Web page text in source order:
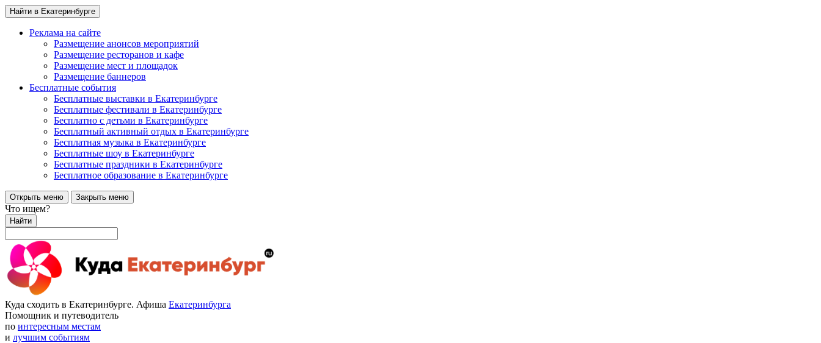
Найти в Екатеринбурге
Реклама на сайте
Размещение анонсов мероприятий
Размещение ресторанов и кафе
Размещение мест и площадок
Размещение баннеров
Бесплатные события
Бесплатные выставки в Екатеринбурге
Бесплатные фестивали в Екатеринбурге
Бесплатно с детьми в Екатеринбурге
Бесплатный активный отдых в Екатеринбурге
Бесплатная музыка в Екатеринбурге
Бесплатные шоу в Екатеринбурге
Бесплатные праздники в Екатеринбурге
Бесплатное образование в Екатеринбурге
Открыть меню Закрыть меню
Что ищем?
Найти
Куда сходить в Екатеринбурге. Афиша Екатеринбурга
Помощник и путеводитель
по интересным местам
и лучшим событиям